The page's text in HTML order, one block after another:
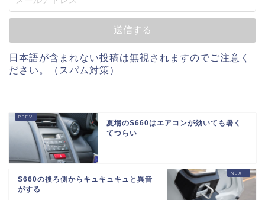
日本語が含まれない投稿は無視されますのでご注意く
ださい。（スパム対策）
夏場のS660はエアコンが効いても暑く
てつらい
S660の後ろ側からキュキュキュと異音
がする